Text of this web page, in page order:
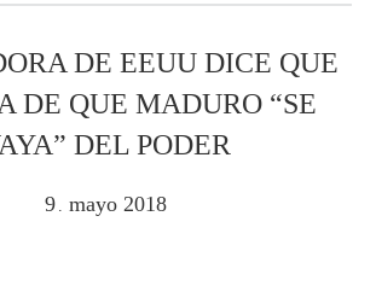
DE EEUU DICE QUE
DE QUE MADURO “SE
DEL PODER
9 . mayo 2018